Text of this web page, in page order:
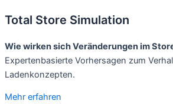
Total Store Simulation
Wie wirken sich Veränderungen im
Expertenbasierte Vorhersagen zum
Ladenkonzepten.
Mehr erfahren